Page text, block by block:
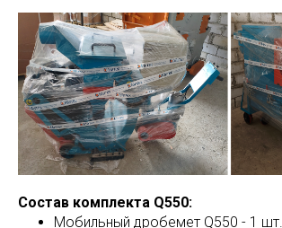
Состав комплекта Q550:
Мобильный дробемет Q550 - 1 шт.